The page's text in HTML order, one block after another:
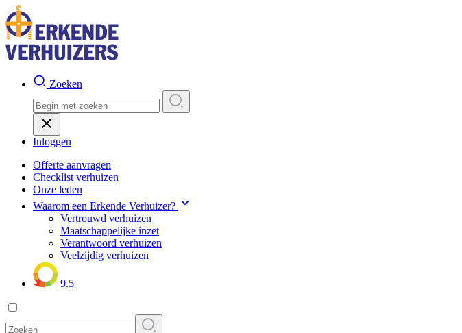
Zoeken
Inloggen
Offerte aanvragen
Checklist verhuizen
Onze leden
Waarom een Erkende Verhuizer?
Vertrouwd verhuizen
Maatschappelijke inzet
Verantwoord verhuizen
Veelzijdig verhuizen
9.5